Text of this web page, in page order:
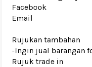
Facebook
Email
Rujukan tambahan
-Ingin jual barangan
Rujuk trade in